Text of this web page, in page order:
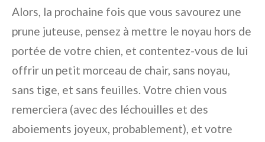
Alors, la prochaine fois que vous savourez une
prune juteuse, pensez à mettre le noyau hors de
portée de votre chien, et contentez-vous de lui
offrir un petit morceau de chair, sans noyau,
sans tige, et sans feuilles. Votre chien vous
remerciera (avec des léchouilles et des
aboiements joyeux, probablement), et votre